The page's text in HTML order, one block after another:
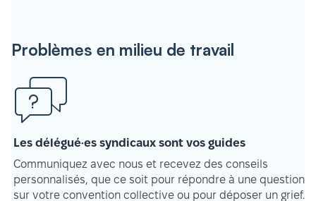
Problèmes en milieu de travail
Les délégué·es syndicaux sont vos guides
Communiquez avec nous et recevez des conseils
personnalisés, que ce soit pour répondre à une question
sur votre convention collective ou pour déposer un grief.